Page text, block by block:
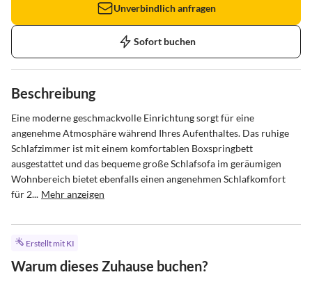
Unverbindlich anfragen
Sofort buchen
Beschreibung
Eine moderne geschmackvolle Einrichtung sorgt für eine
angenehme Atmosphäre während Ihres Aufenthaltes. Das ruhige
Schlafzimmer ist mit einem komfortablen Boxspringbett
ausgestattet und das bequeme große Schlafsofa im geräumigen
Wohnbereich bietet ebenfalls einen angenehmen Schlafkomfort
für 2... Mehr anzeigen
Erstellt mit KI
Warum dieses Zuhause buchen?